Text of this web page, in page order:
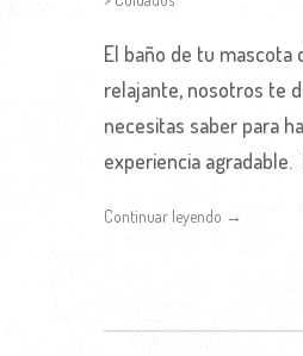
El baño de tu mascota
relajante, nosotros te
necesitas saber para
experiencia agradable.
Continuar leyendo →